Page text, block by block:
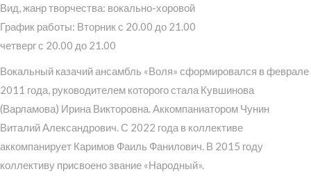
Вид, жанр творчества: вокально-хоровой
График работы: Вторник с 20.00 до 21.00
четверг с 20.00 до 21.00
Вокальный казачий ансамбль «Воля» сформировался в феврале
2011 года, руководителем которого стала Кувшинова
(Варламова) Ирина Викторовна. Аккомпаниатором Чунин
Виталий Александрович. С 2022 года в коллективе
аккомпанирует Каримов Фаиль Фанилович. В 2015 году
коллективу присвоено звание «Народный».